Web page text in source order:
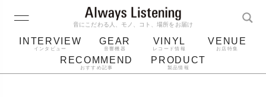
音にこだわる人、モノ、コト、場所をお届け
INTERVIEW
インタビュー
GEAR
音響機器
VINYL
レコード情報
VENUE
お店特集
RECOMMEND
おすすめ記事
PRODUCT
製品情報